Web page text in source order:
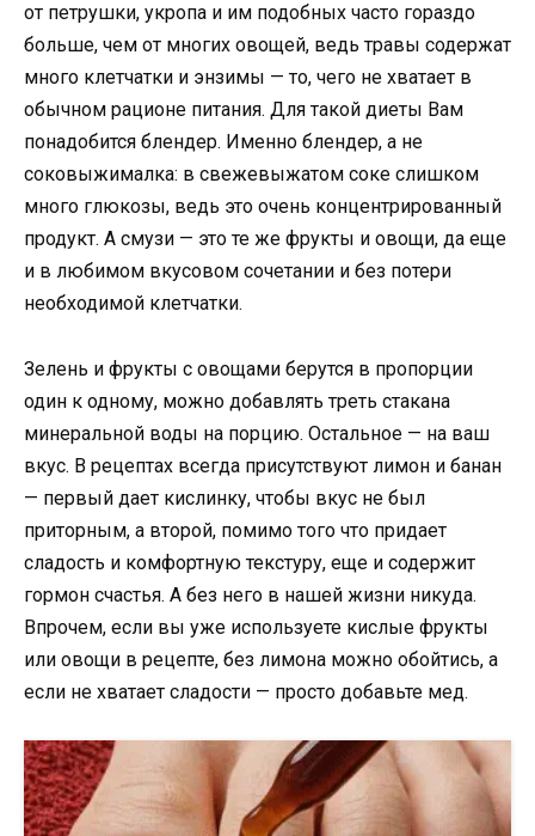
от петрушки, укропа и им подобных часто гораздо
больше, чем от многих овощей, ведь травы содержат
много клетчатки и энзимы — то, чего не хватает в
обычном рационе питания. Для такой диеты Вам
понадобится блендер. Именно блендер, а не
соковыжималка: в свежевыжатом соке слишком
много глюкозы, ведь это очень концентрированный
продукт. А смузи — это те же фрукты и овощи, да еще
и в любимом вкусовом сочетании и без потери
необходимой клетчатки.
Зелень и фрукты с овощами берутся в пропорции
один к одному, можно добавлять треть стакана
минеральной воды на порцию. Остальное — на ваш
вкус. В рецептах всегда присутствуют лимон и банан
— первый дает кислинку, чтобы вкус не был
приторным, а второй, помимо того что придает
сладость и комфортную текстуру, еще и содержит
гормон счастья. А без него в нашей жизни никуда.
Впрочем, если вы уже используете кислые фрукты
или овощи в рецепте, без лимона можно обойтись, а
если не хватает сладости — просто добавьте мед.